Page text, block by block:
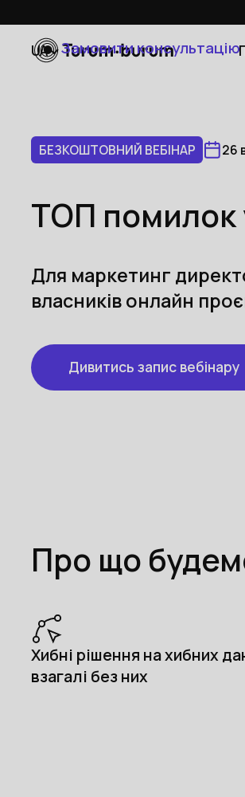
UA Замовити консультацію
БЕЗКОШТОВНИЙ ВЕБІНАР 26
ТОП помилок
Для маркетинг
власників онлайн
Дивитись запис вебінару
Про що
Хибні рішення на хибних
взагалі без них